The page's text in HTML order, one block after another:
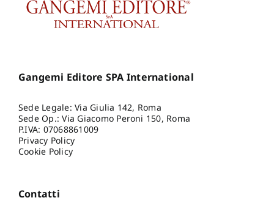
Gangemi Editore SPA International
Sede Legale: Via Giulia 142, Roma
Sede Op.: Via Giacomo Peroni 150, Roma
P.IVA: 07068861009
Privacy Policy
Cookie Policy
Contatti